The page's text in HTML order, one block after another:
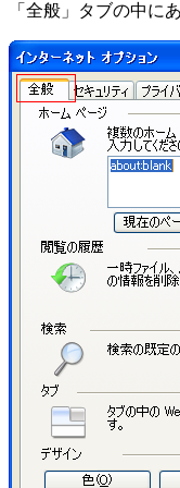
「全般」タブの中に